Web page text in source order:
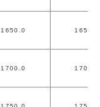
1650.0 1650.0
1700.0 1700.0